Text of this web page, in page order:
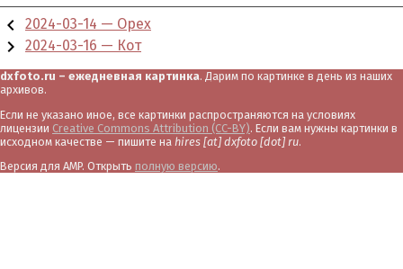
chevron_left 2024-03-14 — Орех
chevron_right 2024-03-16 — Кот
dxfoto.ru – ежедневная картинка. Дарим по картинке в день из наших
архивов.
Если не указано иное, все картинки распространяются на условиях
лицензии Creative Commons Attribution (CC-BY). Если вам нужны картинки в
исходном качестве — пишите на hires [at] dxfoto [dot] ru.
Версия для AMP. Открыть полную версию.